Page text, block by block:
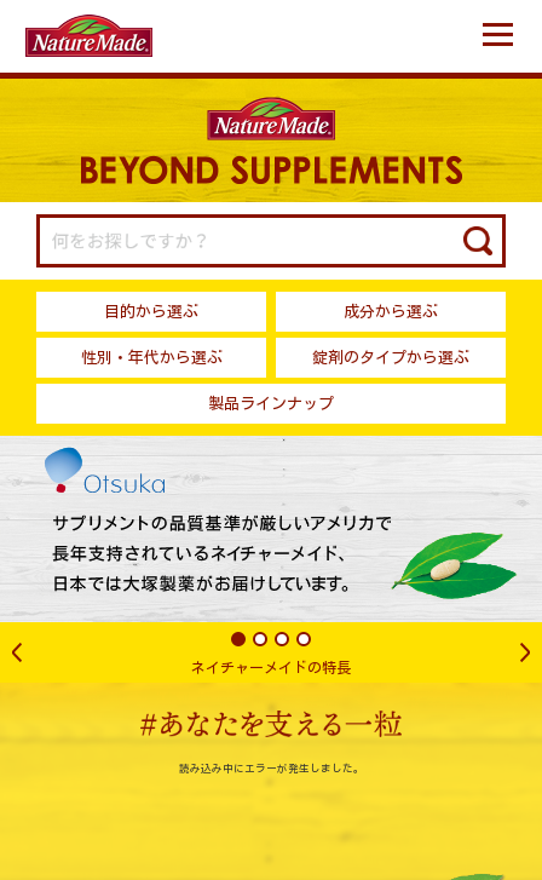
目的から選ぶ 成分から選ぶ
性別・年代から選ぶ 錠剤のタイプから選ぶ
製品ラインナップ
ネイチャーメイドの特長
読み込み中にエラーが発生しました。